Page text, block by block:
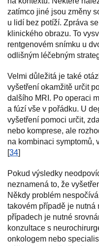
zatímco jiné jsou změny
u lidí bez potíží. Zpráva
klinického obrazu. To
rentgenovém snímku u
odlišným léčebným
Velmi důležitá je také
vyšetření okamžitě určit
dalšího MRI. Po operaci
a fúzí vše v pořádku. U
vyšetření pomoci určit,
nebo komprese, ale
na kombinaci symptomů,
[34]
Pokud výsledky
neznamená to, že
Někdy problém
takovém případě je nutná
případech je nutné
konzultace s
onkologem nebo